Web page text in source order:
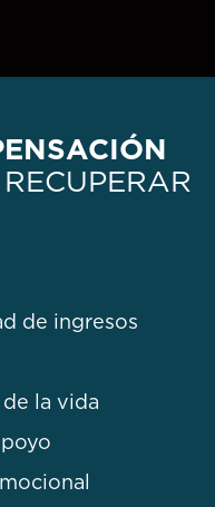
de ingresos
la vida